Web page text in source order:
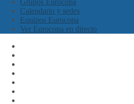
Grupos Eurocopa
Calendario y sedes
Equipos Eurocopa
Ver Eurocopa en directo